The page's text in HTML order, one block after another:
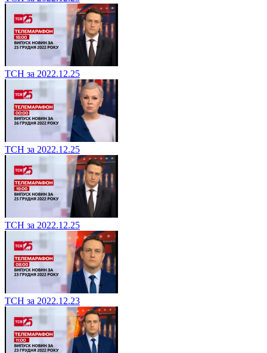
ТСН за 2022.12.25
ТСН за 2022.12.25
ТСН за 2022.12.25
ТСН за 2022.12.23